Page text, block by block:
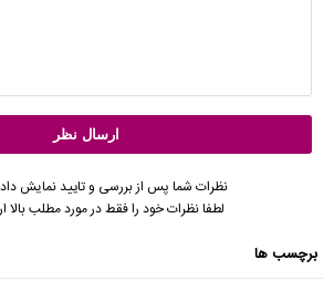
نظرات شما پس از بررسی و تایید نمایش
لطفا نظرات خود را فقط در مورد مطلب بالا
برچسب ها